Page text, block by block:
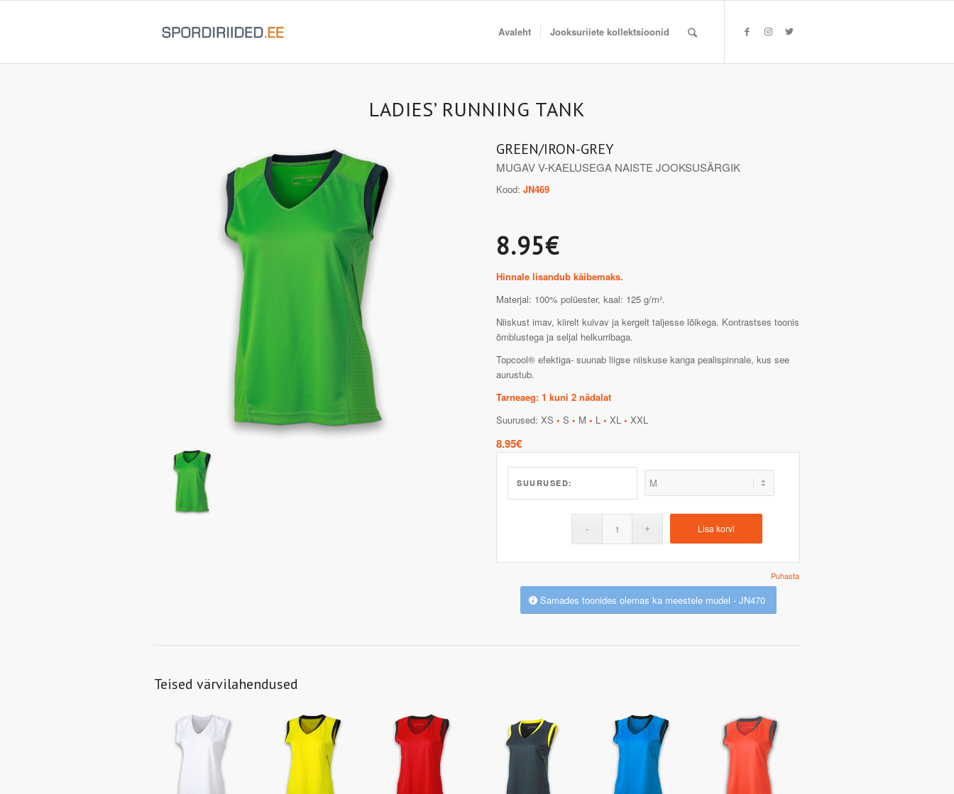
Avaleht Jooksuriiete kollektsioonid
LADIES’ RUNNING TANK
GREEN/IRON-GREY
MUGAV V-KAELUSEGA NAISTE JOOKSUSÄRGIK
Kood:JN469
8.95€
Hinnale lisandub käibemaks.
Materjal: 100% polüester, kaal: 125 g/m².
Niiskust imav, kiirelt kuivav ja kergelt taljesse lõikega. Kontrastses toonis
õmblustega ja seljal helkurribaga.
Topcool® efektiga- suunab liigse niiskuse kanga pealispinnale, kus see
aurustub.
Tarneaeg: 1 kuni 2 nädalat
Suurused: XS• S• M• L• XL• XXL
8.95€
SUURUSED:
Puhasta
Lisa korvi
Samades toonides olemas ka meestele mudel - JN470
Teised värvilahendused